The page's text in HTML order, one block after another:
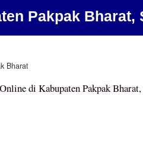
Pakpak Bharat,
Bharat
di Kabupaten Pakpak